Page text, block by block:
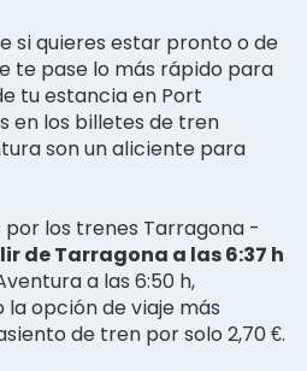
si quieres estar pronto o de
te pase lo más rápido para
tu estancia en Port
en los billetes de tren
son un aliciente para
por los trenes Tarragona -
de Tarragona a las 6:37 h
a las 6:50 h,
opción de viaje más
de tren por solo 2,70 €.